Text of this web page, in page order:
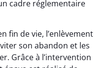
cadre réglementaire
fin de vie, l’enlèvement
son abandon et les
Grâce à l’intervention